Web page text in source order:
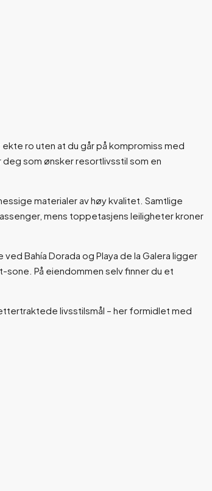
ro uten at du går på kompromiss med
som ønsker resortlivsstil som en
materialer av høy kvalitet. Samtlige
mens toppetasjens leiligheter kroner
Bahía Dorada og Playa de la Galera ligger
På eiendommen selv finner du et
livsstilsmål – her formidlet med